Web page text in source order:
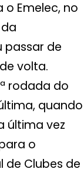
o Emelec, no
passar de
volta.
rodada do
quando
última vez
o
de Clubes de